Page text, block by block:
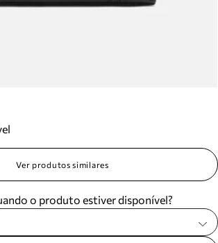
Ver produtos similares
o produto estiver disponível?